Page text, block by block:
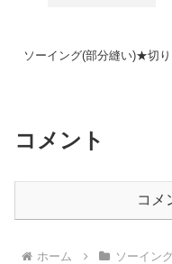
ソーイング(部分縫い)★切
コメント
コメ
ホーム ソーイン